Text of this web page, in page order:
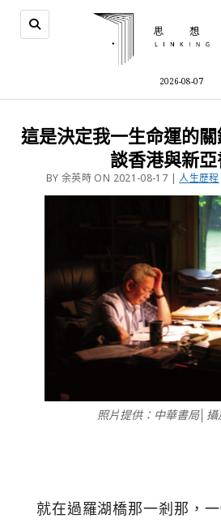
2026-08-07
這是決定我一生命運的
談香港與新
BY 余英時 ON 2021-08-17 |人生歷程
照片提供：中華書局│
就在過羅湖橋那一剎那，